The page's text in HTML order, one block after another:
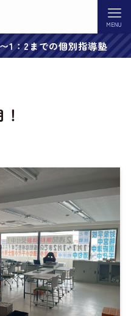
MENU
1：2までの個別指導塾